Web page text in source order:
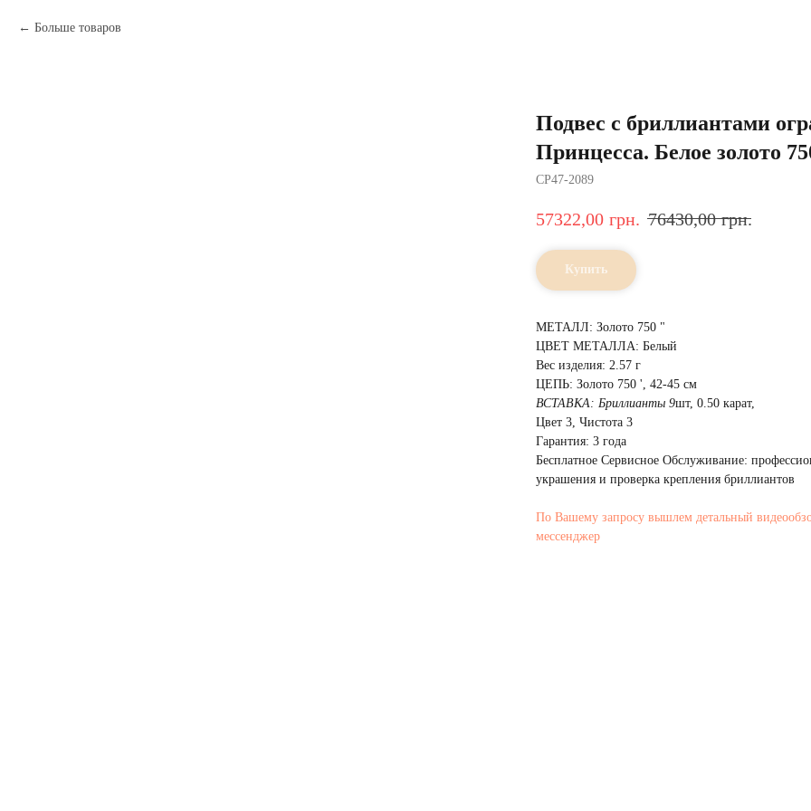
Больше товаров
Подвес с бриллиантами
Принцесса. Белое золото
CP47-2089
57322,00 грн. 76430,00 грн.
Купить
МЕТАЛЛ: Золото 750 "
ЦВЕТ МЕТАЛЛА: Белый
Вес изделия: 2.57 г
ЦЕПЬ: Золото 750 ', 42-45 см
ВСТАВКА: Бриллианты 9шт, 0.50 карат,
Цвет 3, Чистота 3
Гарантия: 3 года
Бесплатное Сервисное Обслуживание:
украшения и проверка крепления бриллиантов
По Вашему запросу вышлем детальный
мессенджер